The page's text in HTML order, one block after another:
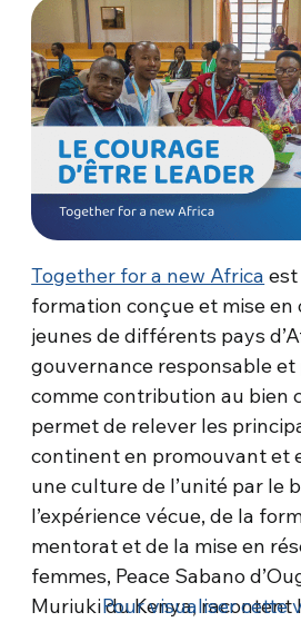
Together for a new Africa
formation conçue et mise
jeunes de différents pays
gouvernance responsable
comme contribution au bien
permet de relever les
continent en promouvant et
une culture de l’unité par le
l’expérience vécue, de la
mentorat et de la mise en
femmes, Peace Sabano
Muriuki du Kenya, racontent
Pour visualiser cette